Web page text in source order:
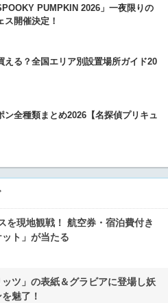
PUMPKIN 2026」一夜限りの
開催決定！
える？全国エリア別設置場所ガイド20
ン全種類まとめ2026【名探偵プリキュ
を現地観戦！ 航空券・宿泊費付き
ット」が当たる
ツ」の表紙＆グラビアに登場し妖
魅了！